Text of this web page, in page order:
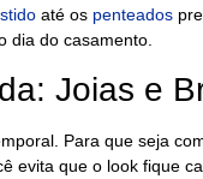
até os penteados
dia do casamento.
Joias e
Para que seja
evita que o look fique